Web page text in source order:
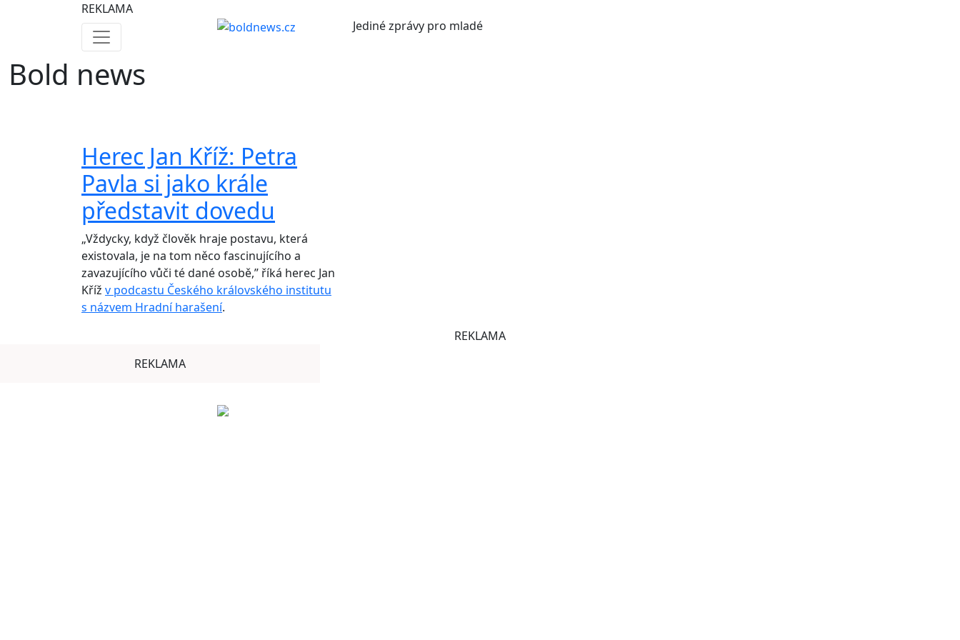
REKLAMA
Jedinézprávy pro mladé
Bold news
Herec Jan Kříž: Petra
Pavla si jako krále
představit dovedu
„Vždycky, když člověk hraje postavu, která
existovala, je na tom něco fascinujícího a
zavazujícího vůči té dané osobě,” říká herec Jan
Kříž v podcastu Českého královského institutu
s názvem Hradní harašení.
REKLAMA
REKLAMA